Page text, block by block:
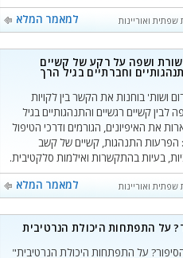
למאמר המלא
ואוריינות
ושפה על רקע של קשיים
וחברתיים בגיל הרך
ושות' בוחנות את הקשר בין לקויות
לבין קשיים רגשיים והתנהגותיים בגיל
את האיפיונים, הגורמים ודרכי הטיפול
הפרעות התנהגות, קשיים של קשב
בעיות בהתקשרות ואילמות סלקטיבית.
למאמר המלא
ואוריינות
על התפתחות היכולת הנרטיבית
על התפתחות היכולת הנרטיבית"